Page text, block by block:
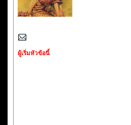
ผู้เริ่มหัวข้อนี้